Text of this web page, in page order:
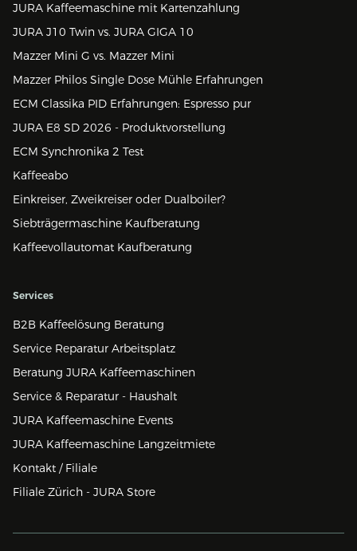
JURA Kaffeemaschine mit Kartenzahlung
JURA J10 Twin vs. JURA GIGA 10
Mazzer Mini G vs. Mazzer Mini
Mazzer Philos Single Dose Mühle Erfahrungen
ECM Classika PID Erfahrungen: Espresso pur
JURA E8 SD 2026 - Produktvorstellung
ECM Synchronika 2 Test
Kaffeeabo
Einkreiser, Zweikreiser oder Dualboiler?
Siebträgermaschine Kaufberatung
Kaffeevollautomat Kaufberatung
Services
B2B Kaffeelösung Beratung
Service Reparatur Arbeitsplatz
Beratung JURA Kaffeemaschinen
Service & Reparatur - Haushalt
JURA Kaffeemaschine Events
JURA Kaffeemaschine Langzeitmiete
Kontakt / Filiale
Filiale Zürich - JURA Store